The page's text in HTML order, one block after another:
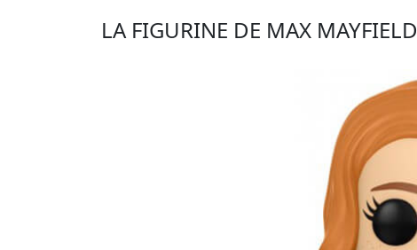
LA FIGURINE DE MAX MAYFIELD